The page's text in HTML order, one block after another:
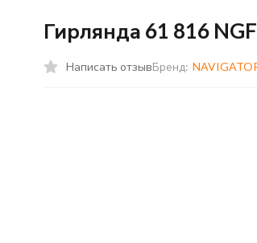
Гирлянда 61 816
Написать отзывБренд: